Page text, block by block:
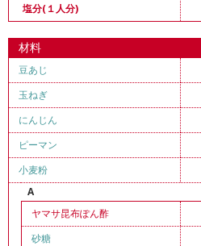
塩分(１人分)
材料
豆あじ
玉ねぎ
にんじん
ピーマン
小麦粉
A
ヤマサ昆布ぽん酢
砂糖